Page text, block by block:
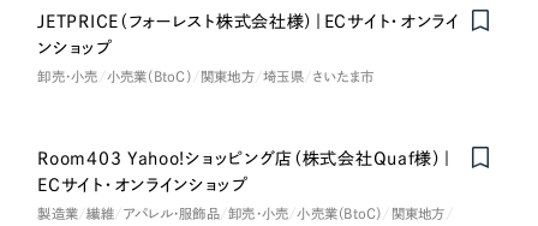
JETPRICE（フォーレスト株式会社様）｜ECサイト・オンライ
ンショップ
卸売・小売 小売業（BtoC） 関東地方 埼玉県 さいたま市
Room403 Yahoo!ショッピング店（株式会社Quaf様）｜
ECサイト・オンラインショップ
製造業 繊維 アパレル・服飾品 卸売・小売 小売業（BtoC） 関東地方